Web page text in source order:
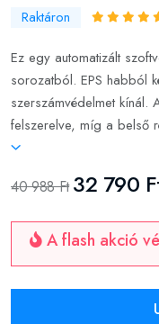
Raktáron
Ez egy automatizált
sorozatból. EPS habból
szerszámvédelmet
felszerelve, míg a belső
40 988 Ft 32 790
A flash akció